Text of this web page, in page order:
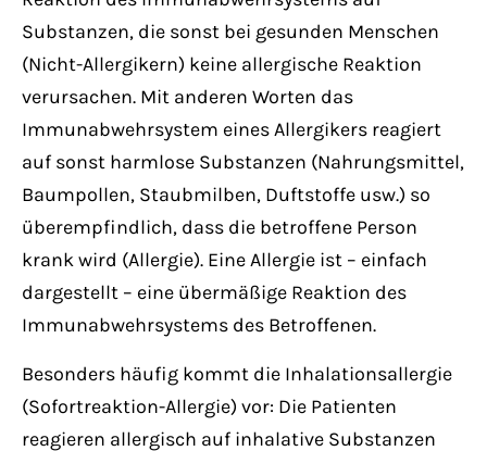
Substanzen, die sonst bei gesunden Menschen
(Nicht-Allergikern) keine allergische Reaktion
verursachen. Mit anderen Worten das
Immunabwehrsystem eines Allergikers reagiert
auf sonst harmlose Substanzen (Nahrungsmittel,
Baumpollen, Staubmilben, Duftstoffe usw.) so
überempfindlich, dass die betroffene Person
krank wird (Allergie). Eine Allergie ist – einfach
dargestellt – eine übermäßige Reaktion des
Immunabwehrsystems des Betroffenen.
Besonders häufig kommt die Inhalationsallergie
(Sofortreaktion-Allergie) vor: Die Patienten
reagieren allergisch auf inhalative Substanzen